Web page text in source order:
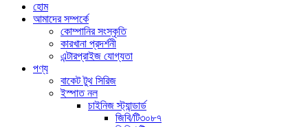
হোম
আমাদের সম্পর্কে
কোম্পানির সংস্কৃতি
কারখানা প্রদর্শনী
এন্টারপ্রাইজ যোগ্যতা
পণ্য
বাকেট টুথ সিরিজ
ইস্পাত নল
চাইনিজ স্ট্যান্ডার্ড
জিবি/টি৩০৮৭